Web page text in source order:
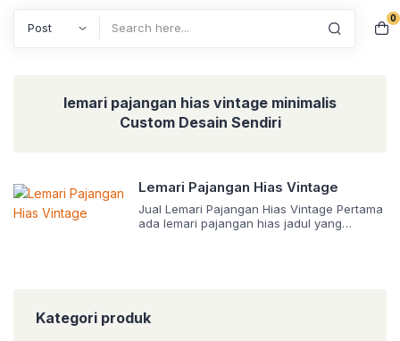
0
lemari pajangan hias vintage minimalis
Custom Desain Sendiri
Lemari Pajangan Hias Vintage
Jual Lemari Pajangan Hias Vintage Pertama
ada lemari pajangan hias jadul yang
didominasi warna putih, dengan guratan
Kategori produk